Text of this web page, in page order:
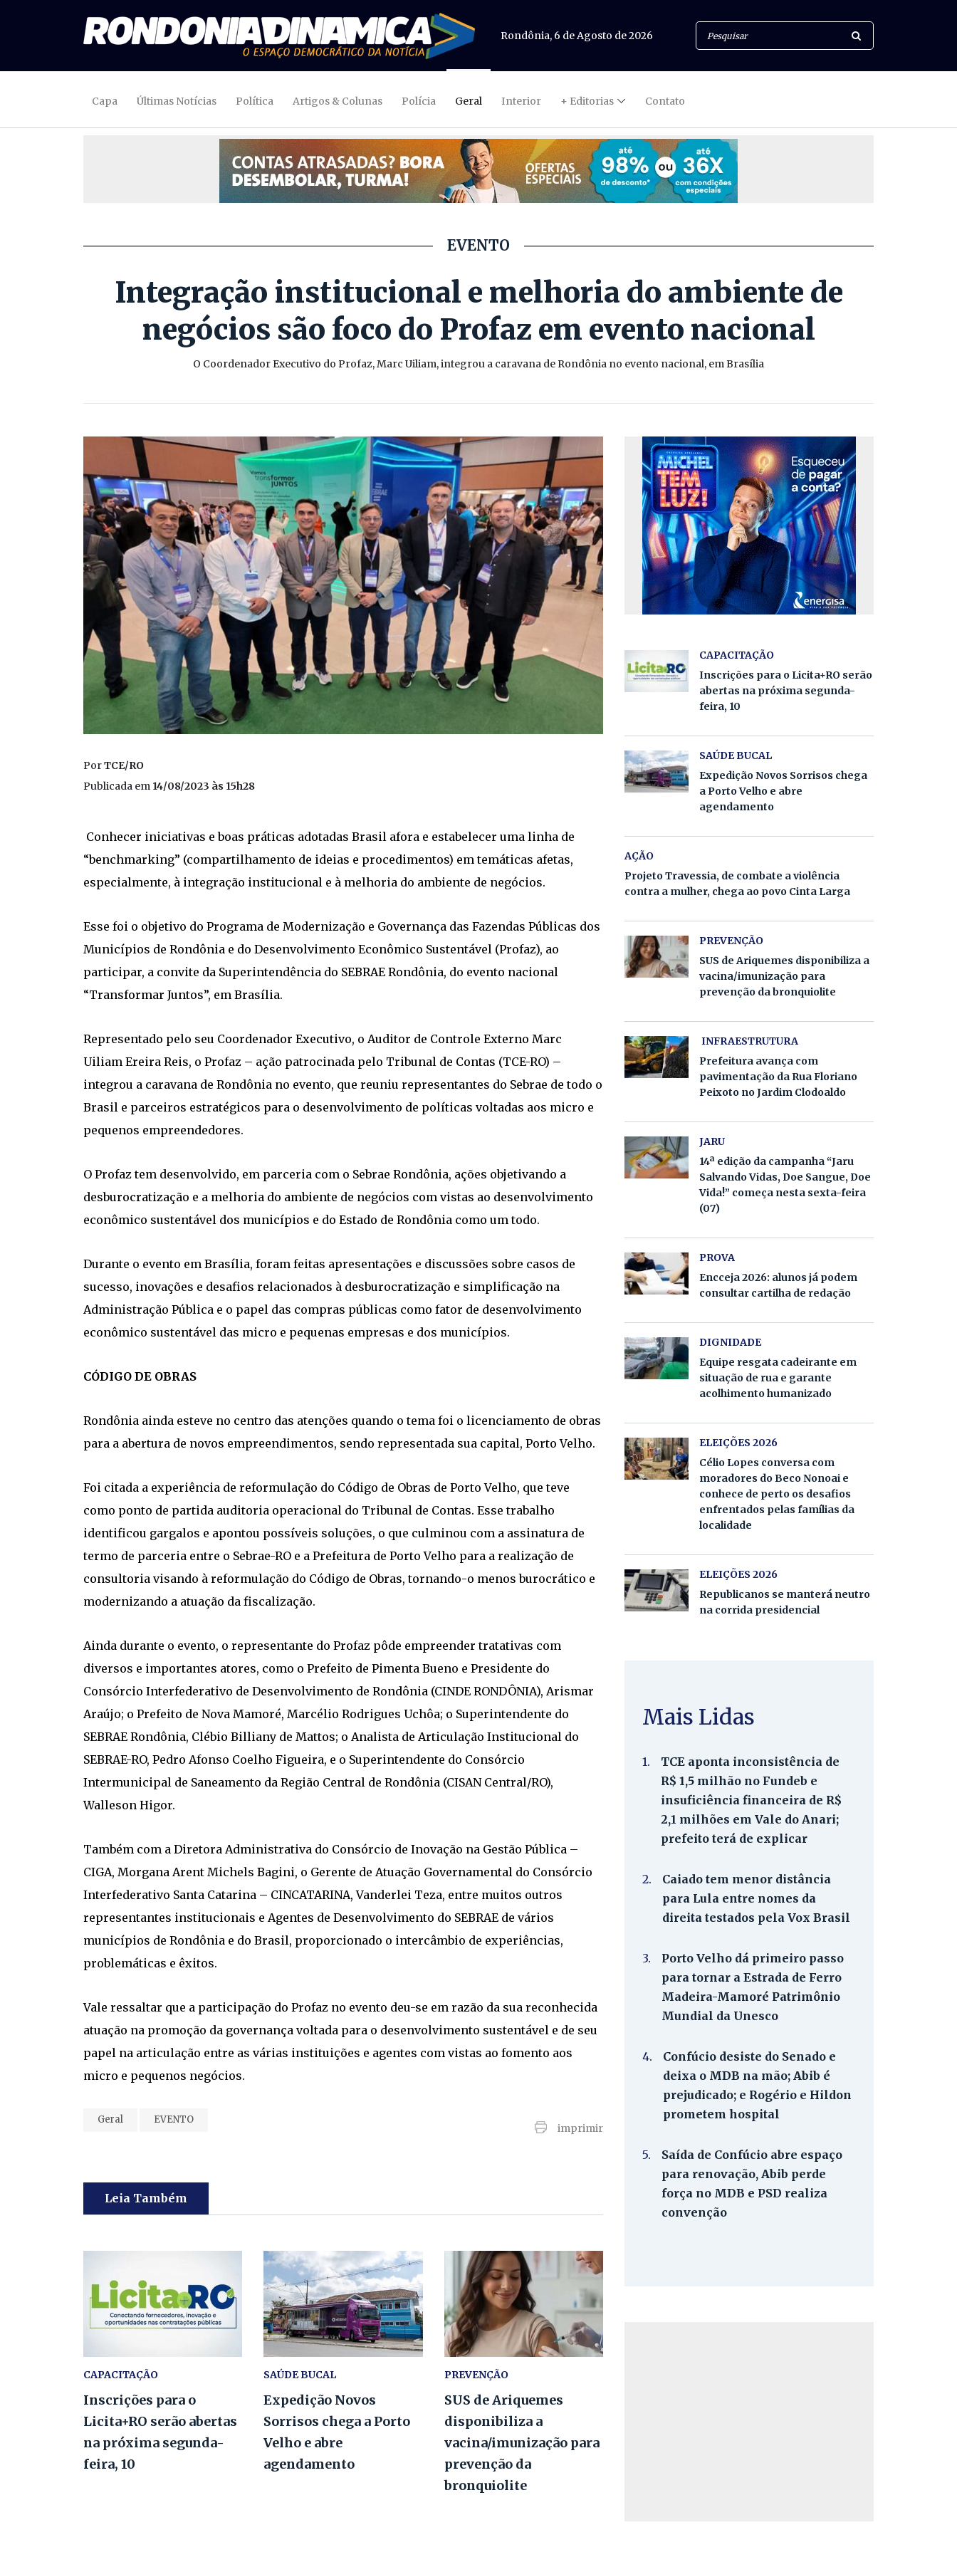
Rondônia, 6 de Agosto de 2026
Capa Últimas Notícias Política Artigos & Colunas Polícia Geral Interior + Editorias Contato
EVENTO
Integração institucional e melhoria do ambiente de
negócios são foco do Profaz em evento nacional
O Coordenador Executivo do Profaz, Marc Uiliam, integrou a caravana de Rondônia no evento nacional, em Brasília
PorTCE/RO
Publicada em 14/08/2023 às 15h28
Conhecer iniciativas e boas práticas adotadas Brasil afora e estabelecer uma linha de
“benchmarking” (compartilhamento de ideias e procedimentos) em temáticas afetas,
especialmente, à integração institucional e à melhoria do ambiente de negócios.
Esse foi o objetivo do Programa de Modernização e Governança das Fazendas Públicas dos
Municípios de Rondônia e do Desenvolvimento Econômico Sustentável (Profaz), ao
participar, a convite da Superintendência do SEBRAE Rondônia, do evento nacional
“Transformar Juntos”, em Brasília.
Representado pelo seu Coordenador Executivo, o Auditor de Controle Externo Marc
Uiliam Ereira Reis, o Profaz – ação patrocinada pelo Tribunal de Contas (TCE-RO) –
integrou a caravana de Rondônia no evento, que reuniu representantes do Sebrae de todo o
Brasil e parceiros estratégicos para o desenvolvimento de políticas voltadas aos micro e
pequenos empreendedores.
O Profaz tem desenvolvido, em parceria com o Sebrae Rondônia, ações objetivando a
desburocratização e a melhoria do ambiente de negócios com vistas ao desenvolvimento
econômico sustentável dos municípios e do Estado de Rondônia como um todo.
Durante o evento em Brasília, foram feitas apresentações e discussões sobre casos de
sucesso, inovações e desafios relacionados à desburocratização e simplificação na
Administração Pública e o papel das compras públicas como fator de desenvolvimento
econômico sustentável das micro e pequenas empresas e dos municípios.
CÓDIGO DE OBRAS
Rondônia ainda esteve no centro das atenções quando o tema foi o licenciamento de obras
para a abertura de novos empreendimentos, sendo representada sua capital, Porto Velho.
Foi citada a experiência de reformulação do Código de Obras de Porto Velho, que teve
como ponto de partida auditoria operacional do Tribunal de Contas. Esse trabalho
identificou gargalos e apontou possíveis soluções, o que culminou com a assinatura de
termo de parceria entre o Sebrae-RO e a Prefeitura de Porto Velho para a realização de
consultoria visando à reformulação do Código de Obras, tornando-o menos burocrático e
modernizando a atuação da fiscalização.
Ainda durante o evento, o representante do Profaz pôde empreender tratativas com
diversos e importantes atores, como o Prefeito de Pimenta Bueno e Presidente do
Consórcio Interfederativo de Desenvolvimento de Rondônia (CINDE RONDÔNIA), Arismar
Araújo; o Prefeito de Nova Mamoré, Marcélio Rodrigues Uchôa; o Superintendente do
SEBRAE Rondônia, Clébio Billiany de Mattos; o Analista de Articulação Institucional do
SEBRAE-RO, Pedro Afonso Coelho Figueira, e o Superintendente do Consórcio
Intermunicipal de Saneamento da Região Central de Rondônia (CISAN Central/RO),
Walleson Higor.
Também com a Diretora Administrativa do Consórcio de Inovação na Gestão Pública –
CIGA, Morgana Arent Michels Bagini, o Gerente de Atuação Governamental do Consórcio
Interfederativo Santa Catarina – CINCATARINA, Vanderlei Teza, entre muitos outros
representantes institucionais e Agentes de Desenvolvimento do SEBRAE de vários
municípios de Rondônia e do Brasil, proporcionado o intercâmbio de experiências,
problemáticas e êxitos.
Vale ressaltar que a participação do Profaz no evento deu-se em razão da sua reconhecida
atuação na promoção da governança voltada para o desenvolvimento sustentável e de seu
papel na articulação entre as várias instituições e agentes com vistas ao fomento aos
micro e pequenos negócios.
Geral EVENTO
imprimir
Leia Também
CAPACITAÇÃO
Inscrições para o
Licita+RO serão abertas
na próxima segunda-
feira, 10
SAÚDE BUCAL
Expedição Novos
Sorrisos chega a Porto
Velho e abre
agendamento
PREVENÇÃO
SUS de Ariquemes
disponibiliza a
vacina/imunização para
prevenção da
bronquiolite
CAPACITAÇÃO
Inscrições para o Licita+RO serão
abertas na próxima segunda-
feira, 10
SAÚDE BUCAL
Expedição Novos Sorrisos chega
a Porto Velho e abre
agendamento
AÇÃO
Projeto Travessia, de combate a violência
contra a mulher, chega ao povo Cinta Larga
PREVENÇÃO
SUS de Ariquemes disponibiliza a
vacina/imunização para
prevenção da bronquiolite
INFRAESTRUTURA
Prefeitura avança com
pavimentação da Rua Floriano
Peixoto no Jardim Clodoaldo
JARU
14ª edição da campanha “Jaru
Salvando Vidas, Doe Sangue, Doe
Vida!” começa nesta sexta-feira
(07)
PROVA
Encceja 2026: alunos já podem
consultar cartilha de redação
DIGNIDADE
Equipe resgata cadeirante em
situação de rua e garante
acolhimento humanizado
ELEIÇÕES 2026
Célio Lopes conversa com
moradores do Beco Nonoai e
conhece de perto os desafios
enfrentados pelas famílias da
localidade
ELEIÇÕES 2026
Republicanos se manterá neutro
na corrida presidencial
Mais Lidas
1.
TCE aponta inconsistência de
R$ 1,5 milhão no Fundeb e
insuficiência financeira de R$
2,1 milhões em Vale do Anari;
prefeito terá de explicar
2.
Caiado tem menor distância
para Lula entre nomes da
direita testados pela Vox Brasil
3.
Porto Velho dá primeiro passo
para tornar a Estrada de Ferro
Madeira-Mamoré Patrimônio
Mundial da Unesco
4.
Confúcio desiste do Senado e
deixa o MDB na mão; Abib é
prejudicado; e Rogério e Hildon
prometem hospital
5.
Saída de Confúcio abre espaço
para renovação, Abib perde
força no MDB e PSD realiza
convenção